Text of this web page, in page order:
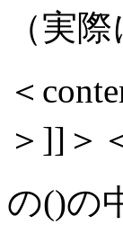
（実
＜
＞]]＞
の()の